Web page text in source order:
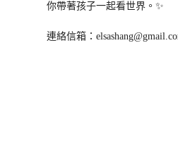
你帶著孩子一起看世界。✨
連絡信箱：